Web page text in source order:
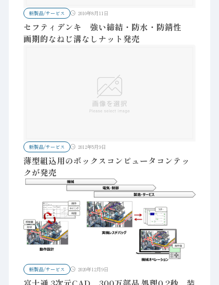
新製品/サービス 2010年8月11日
セフティデンキ 強い締結・防水・防錆性
画期的なねじ溝なしナット発売
新製品/サービス 2012年5月9日
薄型組込用のボックスコンピュータコンテッ
クが発売
新製品/サービス 2020年12月9日